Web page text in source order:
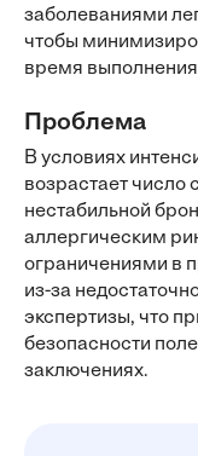
заболеваниями
чтобы
время
Проблема
В условиях
возрастает число
нестабильной
аллергическим
ограничениями в
из-за
экспертизы, что
безопасности
заключениях.